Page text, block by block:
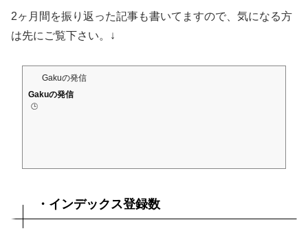
2ヶ月間を振り返った記事も書いてますので、気になる方
は先にご覧下さい。↓
Gakuの発信
Gakuの発信
🕒️
・インデックス登録数